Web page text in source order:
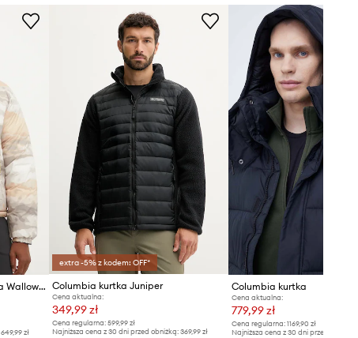
wzrostu i ma na sobie rozmiar L.
Rozmiarówka standardowa
Zalecamy wybór rozmiaru, jaki nosisz
zazwyczaj.
Tabela rozmiarów
Columbia kurtka dwustronna Wallowa Reversible
649,99 zł
extra -5% z kodem: OFF*
Columbia kurtka Juniper
Cena aktualna:
349,99 zł
Cena regularna:599,99 zł
Najniższa cena z 30 dni przed obniżką:369,99 zł
Columbia kurtka
Cena aktualna:
779,99 zł
Cena regularna: 1169,90 zł
Najniższa cena z 30 dni przed obniżką: